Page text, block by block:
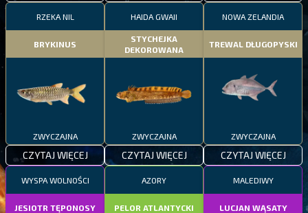
RZEKA NIL
BRYKINUS
ZWYCZAJNA
CZYTAJ WIĘCEJ
HAIDA GWAII
STYCHEJKA
DEKOROWANA
ZWYCZAJNA
CZYTAJ WIĘCEJ
NOWA ZELANDIA
TREWAL DŁUGOPYSKI
ZWYCZAJNA
CZYTAJ WIĘCEJ
WYSPA WOLNOŚCI
JESIOTR TĘPONOSY
AZORY
PELOR ATLANTYCKI
MALEDIWY
LUCJAN WĄSATY